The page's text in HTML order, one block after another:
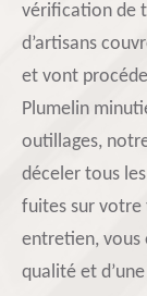
vérification de
d’artisans
et vont
Plumelin
outillages,
déceler tous
fuites sur votre
entretien, vous
qualité et